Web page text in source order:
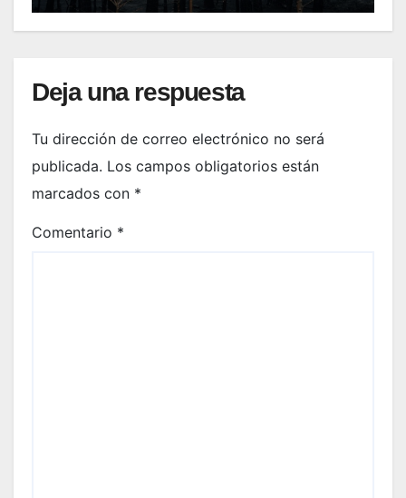
Deja una respuesta
Tu dirección de correo electrónico no será
publicada. Los campos obligatorios están
marcados con *
Comentario *